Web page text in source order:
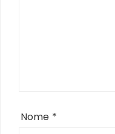
Nome *